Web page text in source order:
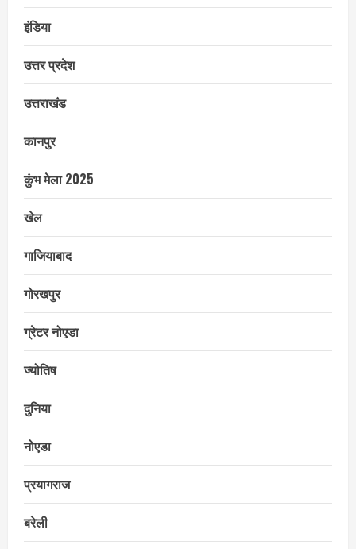
इंडिया
उत्तर प्रदेश
उत्तराखंड
कानपुर
कुंभ मेला 2025
खेल
गाजियाबाद
गोरखपुर
ग्रेटर नोएडा
ज्योतिष
दुनिया
नोएडा
प्रयागराज
बरेली